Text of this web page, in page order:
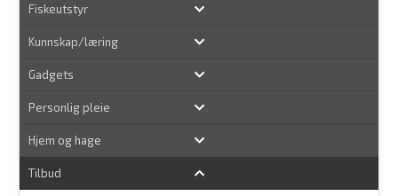
Fiskeutstyr
Kunnskap/læring
Gadgets
Personlig pleie
Hjem og hage
Tilbud